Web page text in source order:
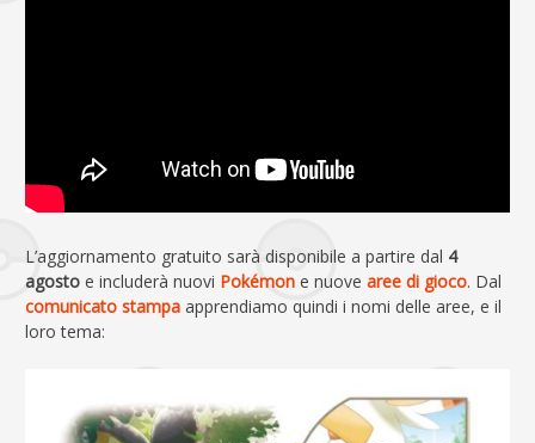
L’aggiornamento gratuito sarà disponibile a partire dal 4
agosto e includerà nuovi Pokémon e nuove aree di gioco. Dal
comunicato stampa apprendiamo quindi i nomi delle aree, e il
loro tema: